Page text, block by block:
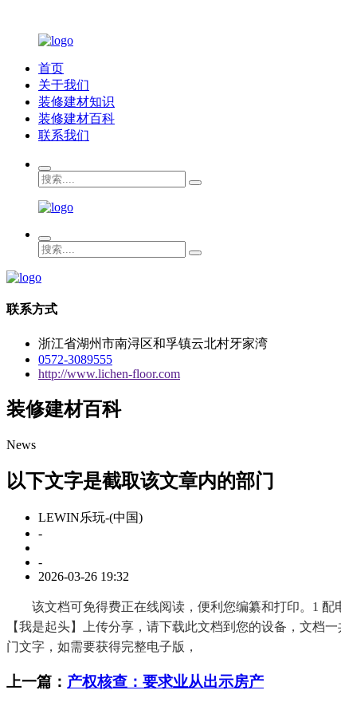
首页
关于我们
装修建材知识
装修建材百科
联系我们
联系方式
浙江省湖州市南浔区和孚镇云北村牙家湾
0572-3089555
http://www.lichen-floor.com
装修建材百科
News
以下文字是截取该文章内的部门
LEWIN乐玩-(中国)
-
-
2026-03-26 19:32
该文档可免得费正在线阅读，便利您编纂和打印。1 配
【我是起头】上传分享，请下载此文档到您的设备，文档
门文字，如需要获得完整电子版，
上一篇： 产权核查：要求业从出示房产